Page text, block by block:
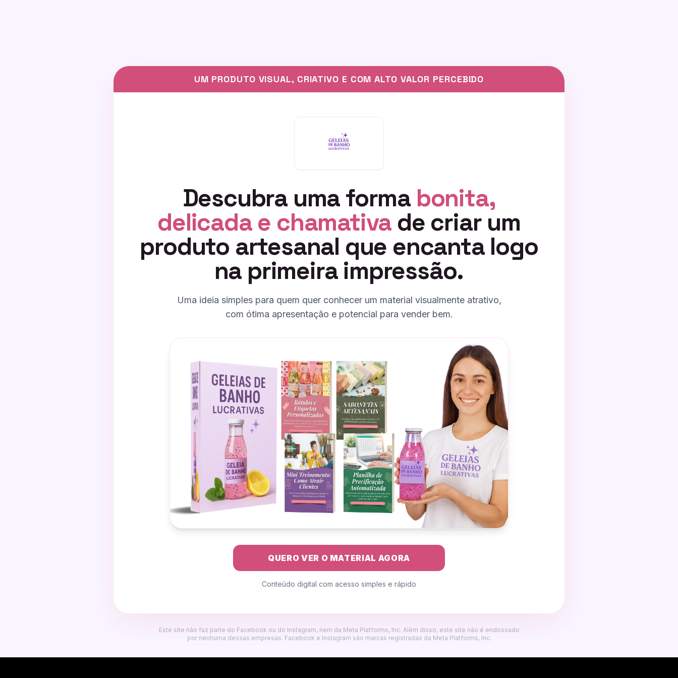
UM PRODUTO VISUAL, CRIATIVO E COM ALTO VALOR PERCEBIDO
Descubra uma forma bonita,
delicada e chamativa de criar um
produto artesanal que encanta logo
na primeira impressão.
Uma ideia simples para quem quer conhecer um material visualmente atrativo,
com ótima apresentação e potencial para vender bem.
QUERO VER O MATERIAL AGORA
Conteúdo digital com acesso simples e rápido
Este site não faz parte do Facebook ou do Instagram, nem da Meta Platforms, Inc. Além disso, este site não é endossado
por nenhuma dessas empresas. Facebook e Instagram são marcas registradas da Meta Platforms, Inc.